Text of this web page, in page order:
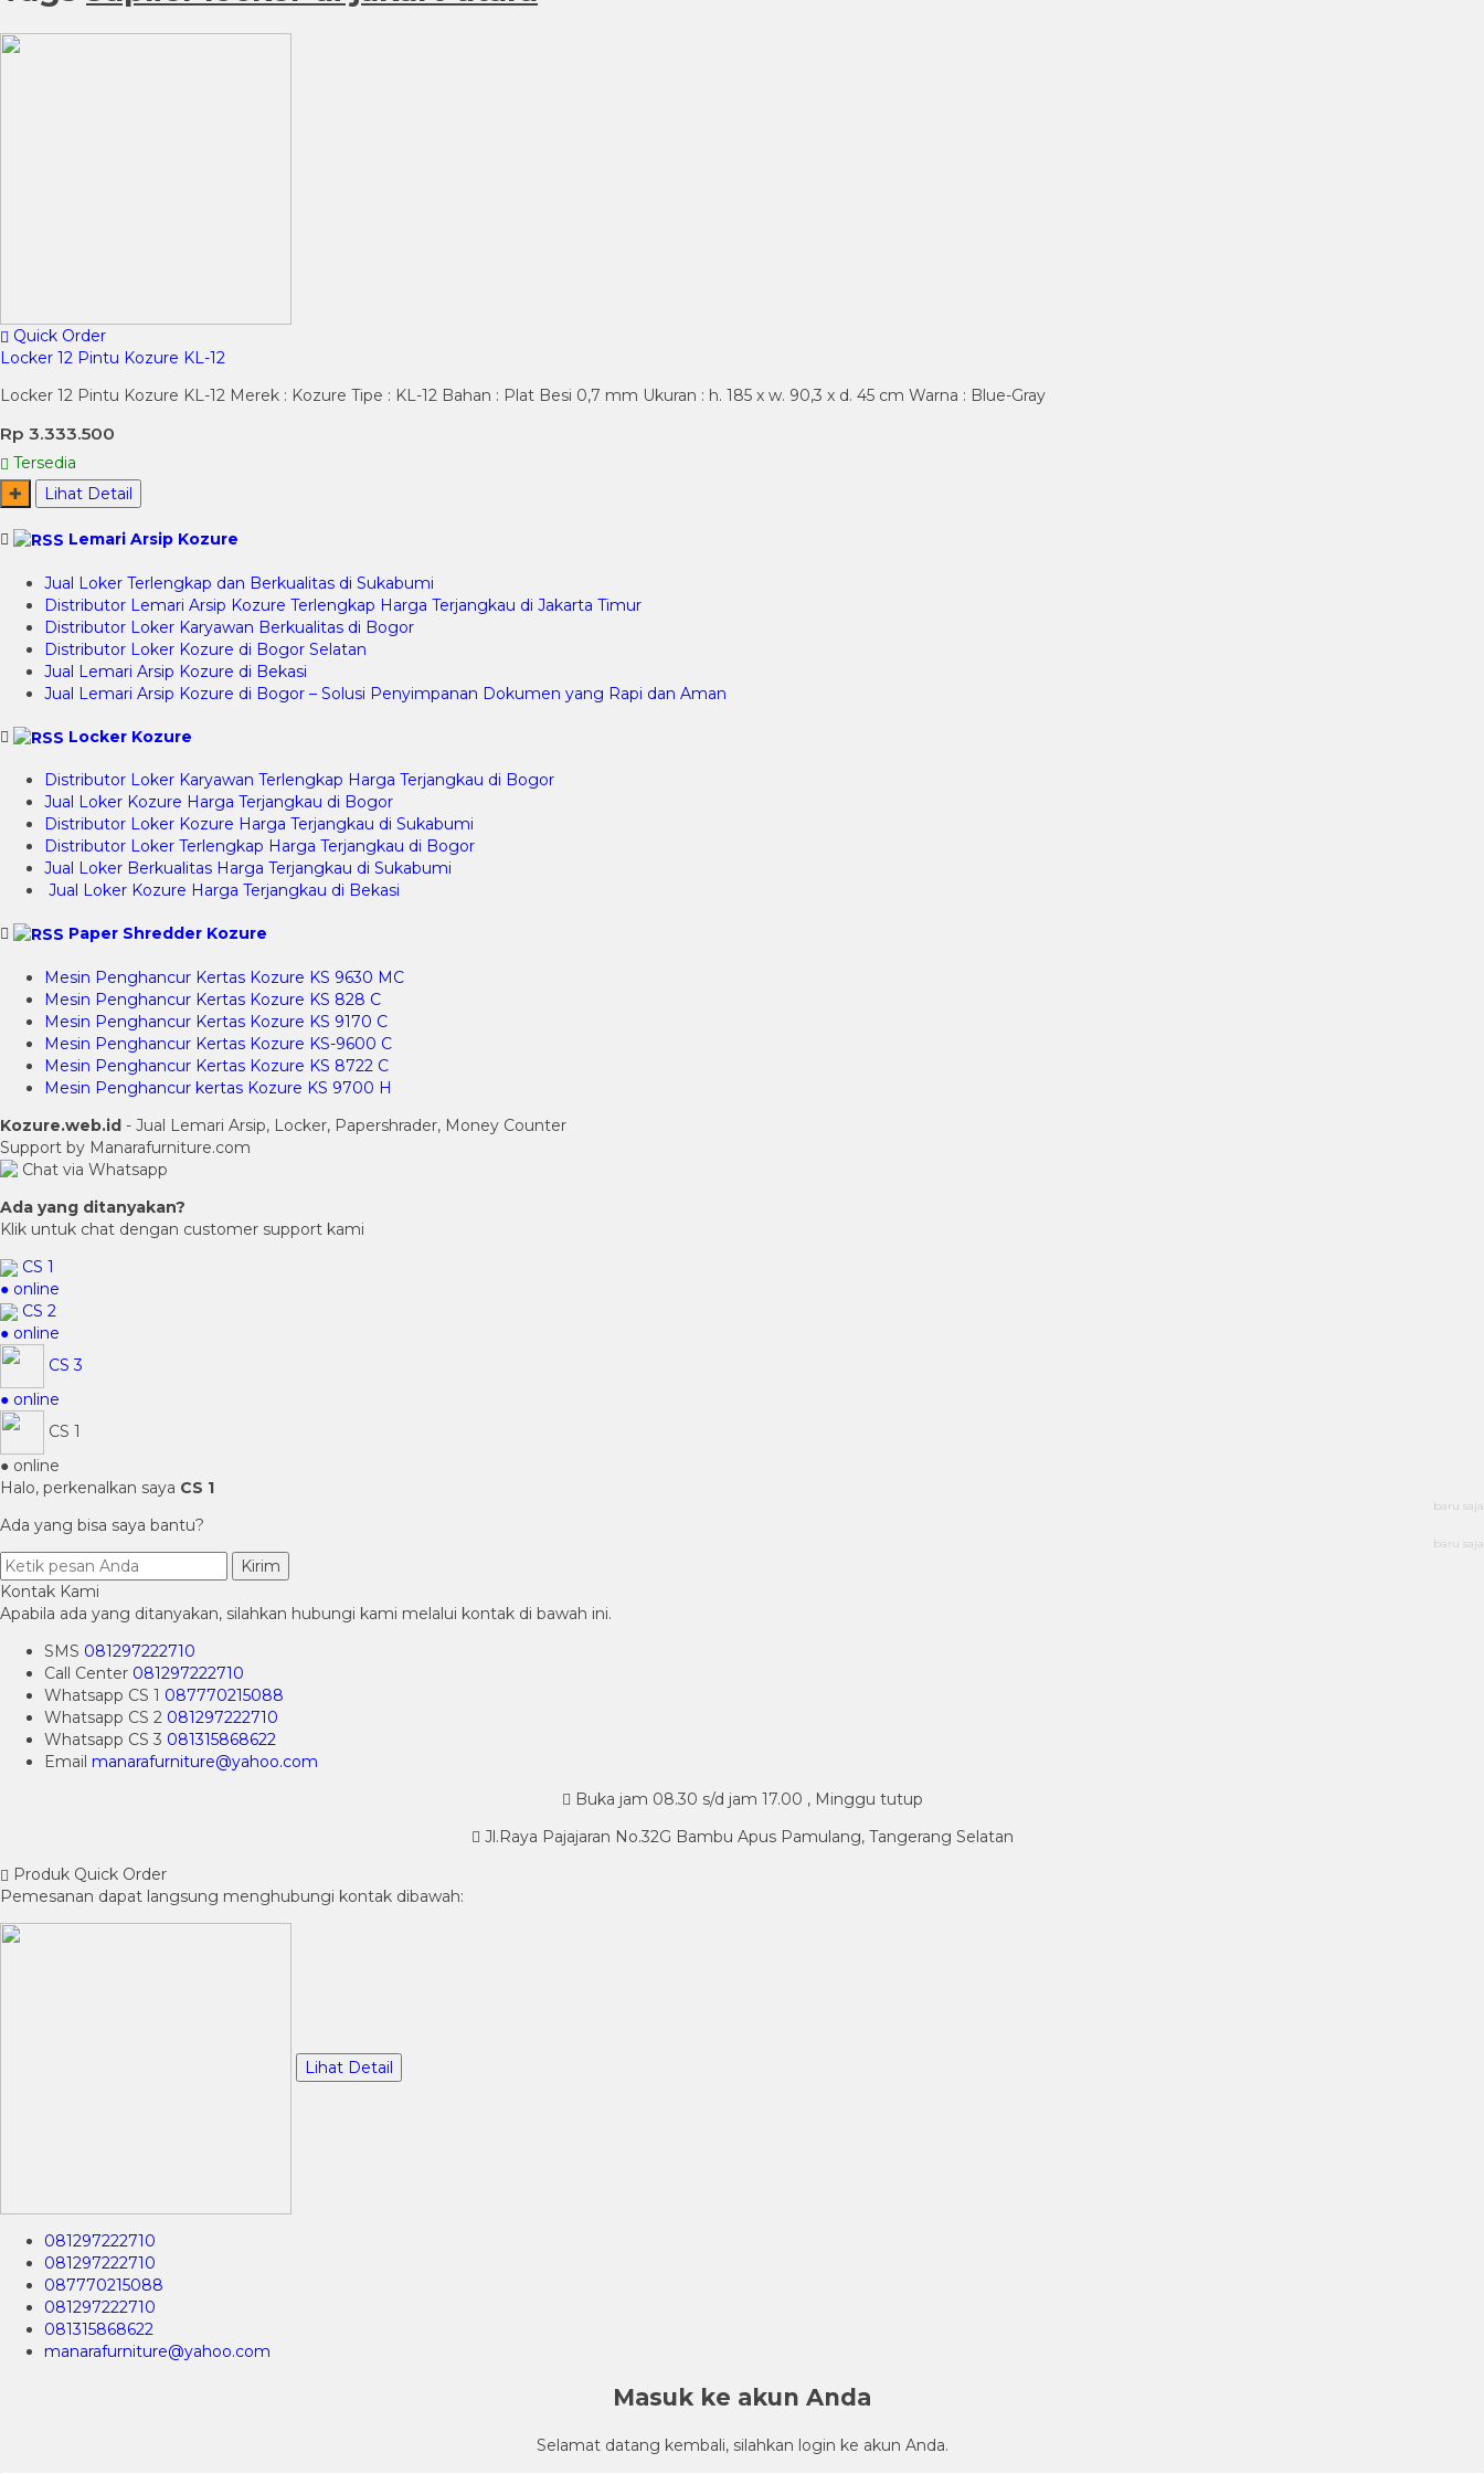
Quick Order
Locker 12 Pintu Kozure KL-12
Locker 12 Pintu Kozure KL-12 Merek : Kozure Tipe : KL-12 Bahan : Plat Besi 0,7 mm Ukuran : h. 185 x w. 90,3 x d. 45 cm Warna : Blue-Gray
Rp 3.333.500
Tersedia
✚
Lihat Detail
Lemari Arsip Kozure
Jual Loker Terlengkap dan Berkualitas di Sukabumi
Distributor Lemari Arsip Kozure Terlengkap Harga Terjangkau di Jakarta Timur
Distributor Loker Karyawan Berkualitas di Bogor
Distributor Loker Kozure di Bogor Selatan
Jual Lemari Arsip Kozure di Bekasi
Jual Lemari Arsip Kozure di Bogor – Solusi Penyimpanan Dokumen yang Rapi dan Aman
Locker Kozure
Distributor Loker Karyawan Terlengkap Harga Terjangkau di Bogor
Jual Loker Kozure Harga Terjangkau di Bogor
Distributor Loker Kozure Harga Terjangkau di Sukabumi
Distributor Loker Terlengkap Harga Terjangkau di Bogor
Jual Loker Berkualitas Harga Terjangkau di Sukabumi
Jual Loker Kozure Harga Terjangkau di Bekasi
Paper Shredder Kozure
Mesin Penghancur Kertas Kozure KS 9630 MC
Mesin Penghancur Kertas Kozure KS 828 C
Mesin Penghancur Kertas Kozure KS 9170 C
Mesin Penghancur Kertas Kozure KS-9600 C
Mesin Penghancur Kertas Kozure KS 8722 C
Mesin Penghancur kertas Kozure KS 9700 H
Kozure.web.id - Jual Lemari Arsip, Locker, Papershrader, Money Counter
Support by Manarafurniture.com
Chat via Whatsapp
Ada yang ditanyakan?
Klik untuk chat dengan customer support kami
CS 1
● online
CS 2
● online
CS 3
● online
CS 1
● online
Halo, perkenalkan saya CS 1
baru saja
Ada yang bisa saya bantu?
baru saja
Kirim
Kontak Kami
Apabila ada yang ditanyakan, silahkan hubungi kami melalui kontak di bawah ini.
SMS 081297222710
Call Center 081297222710
Whatsapp CS 1 087770215088
Whatsapp CS 2 081297222710
Whatsapp CS 3 081315868622
Email manarafurniture@yahoo.com
Buka jam 08.30 s/d jam 17.00 , Minggu tutup
Jl.Raya Pajajaran No.32G Bambu Apus Pamulang, Tangerang Selatan
Produk Quick Order
Pemesanan dapat langsung menghubungi kontak dibawah:
Lihat Detail
081297222710
081297222710
087770215088
081297222710
081315868622
manarafurniture@yahoo.com
Masuk ke akun Anda
Selamat datang kembali, silahkan login ke akun Anda.